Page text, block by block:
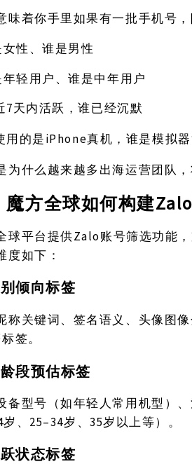
味着你手里如果有一批手机号，
性、谁是男性
轻用户、谁是中年用户
7天内活跃，谁已经沉默
用的是 iPhone真机，谁是模拟
为什么越来越多出海运营团队，
魔方全球如何构建
球平台提供Zalo账号筛选功能
度如下：
倾向标签
称关键词、签名语义、头像图
签。
段预估标签
备型号（如年轻人常用机型）
岁、25–34岁、35岁以上等）。
状态标签